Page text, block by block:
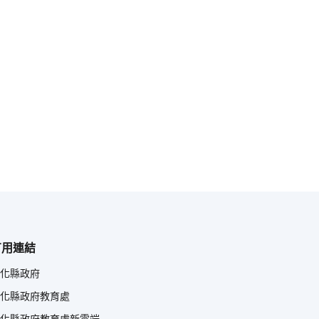
連結
縣政府
縣政府教育處